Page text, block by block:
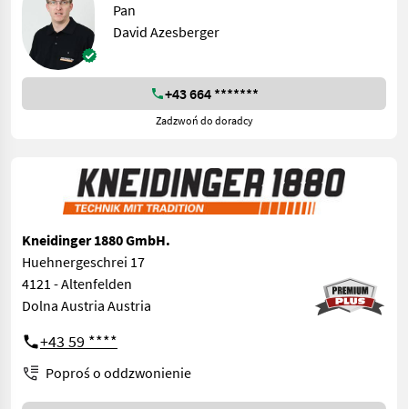
Pan
David Azesberger
+43 664 *******
Zadzwoń do doradcy
Kneidinger 1880 GmbH.
Huehnergeschrei 17
4121 - Altenfelden
Dolna Austria Austria
+43 59 ****
Poproś o oddzwonienie